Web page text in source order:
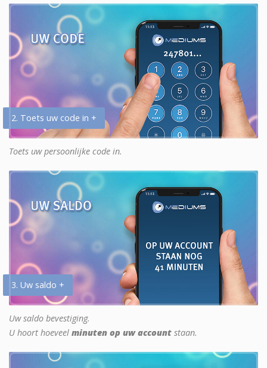
2. Toets uw code in +
Toets uw persoonlijke code in.
3. Uw saldo +
Uw saldo bevestiging.
U hoort hoeveel minuten op uw account staan.